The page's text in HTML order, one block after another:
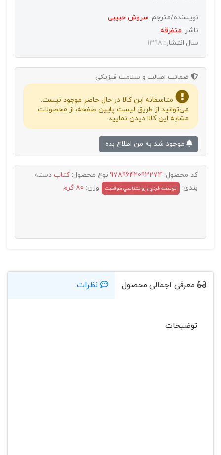
نویسنده/مترجم: سروش حبیبی
ناشر: متفرقه
سال انتشار: 1398
ضمانت اصالت و سلامت فیزیکی
متاسفانه این کالا در حال حاضر موجود نیست.
می‌توانید از طریق لیست پایین صفحه، از محصولات
مشابه این کالا دیدن نمایید.
کد محصول: 9789642093274 نوع محصول:کتاب دسته
بندی:
توسعه فردي و روانشناسي موفقيت وزن: 80 گرم
معرفی اجمالی محصول نظرات
توضیحات